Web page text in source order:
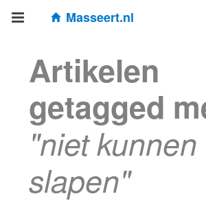
Masseert.nl
Artikelen
getagged
"niet kunnen
slapen"